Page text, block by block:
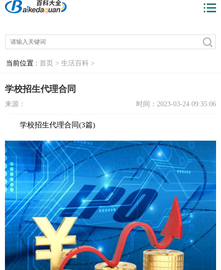
当前位置 : 首页 > 生活百科 >
学校招生代理合同
来源： 时间：2023-03-24 09:35:06
学校招生代理合同(3篇)